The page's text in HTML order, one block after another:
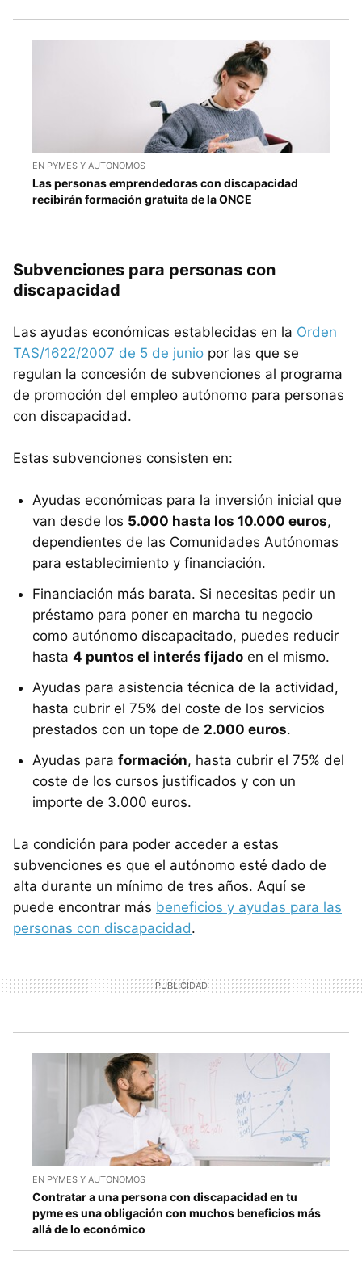
EN PYMES Y AUTONOMOS
Las personas emprendedoras con discapacidad
recibirán formación gratuita de la ONCE
Subvenciones para personas con
discapacidad
Las ayudas económicas establecidas en la Orden
TAS/1622/2007 de 5 de junio por las que se
regulan la concesión de subvenciones al programa
de promoción del empleo autónomo para personas
con discapacidad.
Estas subvenciones consisten en:
Ayudas económicas para la inversión inicial que
van desde los 5.000 hasta los 10.000 euros,
dependientes de las Comunidades Autónomas
para establecimiento y financiación.
Financiación más barata. Si necesitas pedir un
préstamo para poner en marcha tu negocio
como autónomo discapacitado, puedes reducir
hasta 4 puntos el interés fijado en el mismo.
Ayudas para asistencia técnica de la actividad,
hasta cubrir el 75% del coste de los servicios
prestados con un tope de 2.000 euros.
Ayudas para formación, hasta cubrir el 75% del
coste de los cursos justificados y con un
importe de 3.000 euros.
La condición para poder acceder a estas
subvenciones es que el autónomo esté dado de
alta durante un mínimo de tres años. Aquí se
puede encontrar más beneficios y ayudas para las
personas con discapacidad.
EN PYMES Y AUTONOMOS
Contratar a una persona con discapacidad en tu
pyme es una obligación con muchos beneficios más
allá de lo económico